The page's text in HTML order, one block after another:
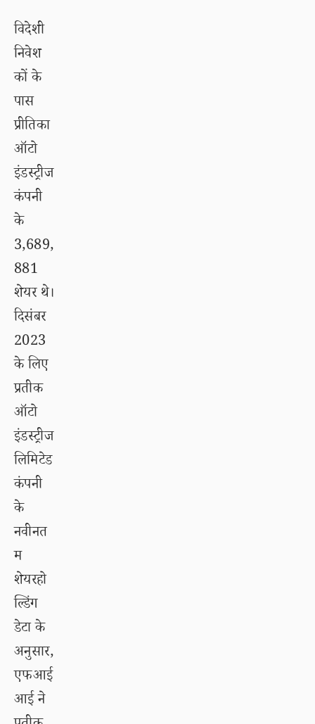
विदेशी
निवेश
कों के
पास
प्रीतिका
ऑटो
इंडस्ट्रीज
कंपनी
के
3,689,
881
शेयर थे।
दिसंबर
2023
के लिए
प्रतीक
ऑटो
इंडस्ट्रीज
लिमिटेड
कंपनी
के
नवीनत
म
शेयरहो
ल्डिंग
डेटा के
अनुसार,
एफआई
आई ने